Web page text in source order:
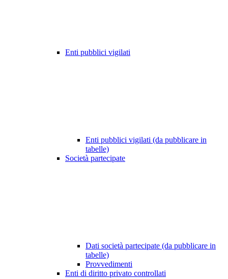
Enti pubblici vigilati
Enti pubblici vigilati (da pubblicare in
tabelle)
Società partecipate
Dati società partecipate (da pubblicare in
tabelle)
Provvedimenti
Enti di diritto privato controllati